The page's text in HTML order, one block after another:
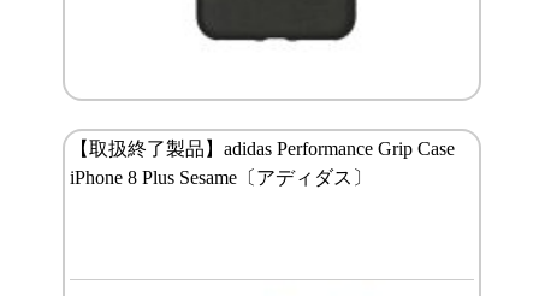
【取扱終了製品】adidas Performance Grip Case
iPhone 8 Plus Sesame〔アディダス〕